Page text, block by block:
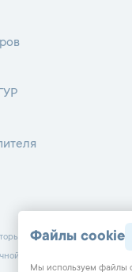
с 1998 г.
офертой, определяемой
Файлы cookie
Мы используем файлы